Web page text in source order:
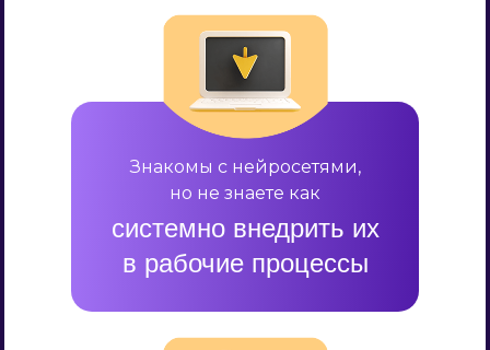
Знакомы с нейросетями,
но не знаете как
системно внедрить их
в рабочие процессы